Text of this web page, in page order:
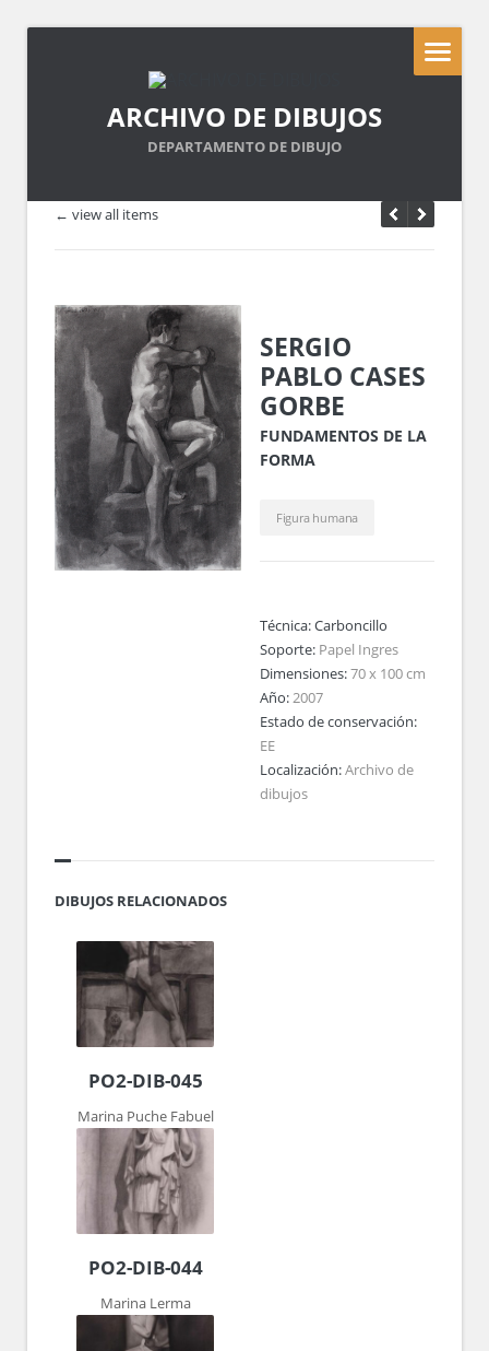
ARCHIVO DE DIBUJOS
DEPARTAMENTO DE DIBUJO
← view all items
SERGIO
PABLO CASES
GORBE
FUNDAMENTOS DE LA
FORMA
Figura humana
Técnica:Carboncillo
Soporte: Papel Ingres
Dimensiones:70 x 100 cm
Año:2007
Estado de conservación:
EE
Localización:Archivo de
dibujos
DIBUJOS RELACIONADOS
PO2-DIB-045
Marina Puche Fabuel
PO2-DIB-044
Marina Lerma